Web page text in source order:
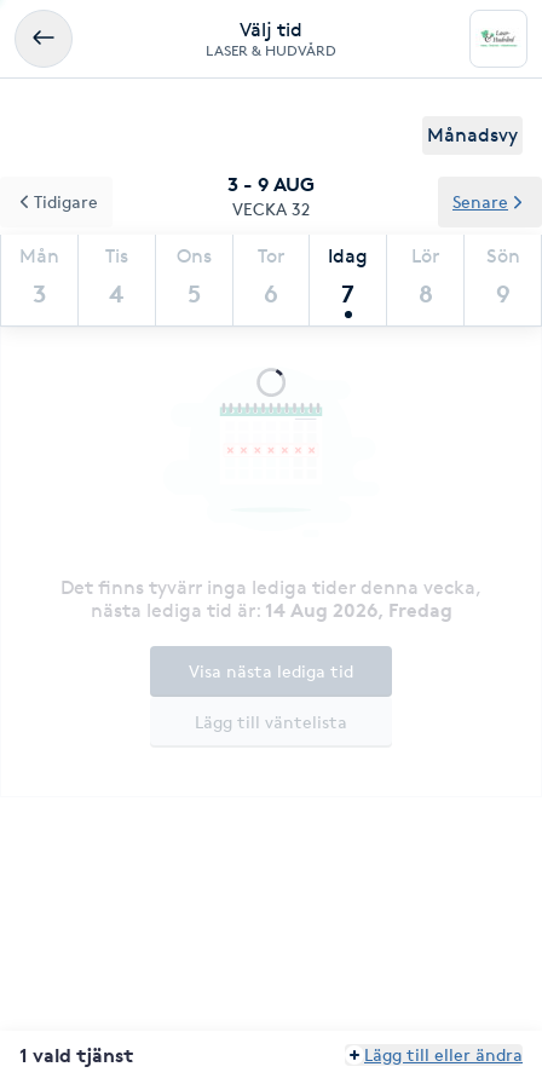
Välj tid
LASER & HUDVÅRD
Månadsvy
3 - 9 AUG
VECKA 32
Mån
3
Tis
4
Ons
5
Tor
6
Idag
7
Lör
8
Sön
9
Tidigare Senare
Det finns tyvärr inga lediga tider denna vecka,
nästa lediga tid är: 14 Aug 2026, Fredag
Lägg till väntelista
Visa nästa lediga tid
1 vald tjänst Lägg till eller ändra